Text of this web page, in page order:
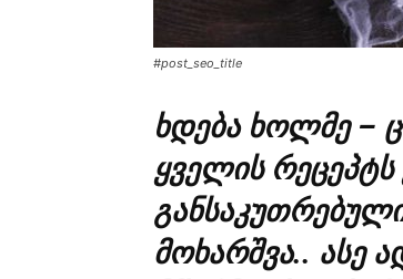
#post_seo_title
ხდება ხოლმე –
ყველის
მოხარშვა.. ასე